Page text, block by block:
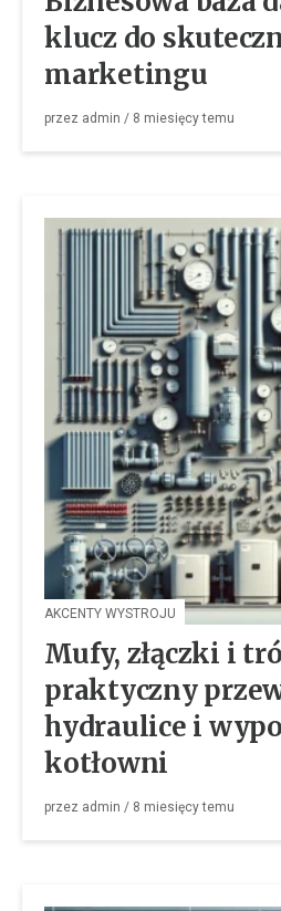
klucz do
marketingu
przez admin / 8 miesięcytemu
AKCENTY WYSTROJU
Mufy, złączki i
praktyczny
hydraulice i
kotłowni
przez admin / 8 miesięcytemu